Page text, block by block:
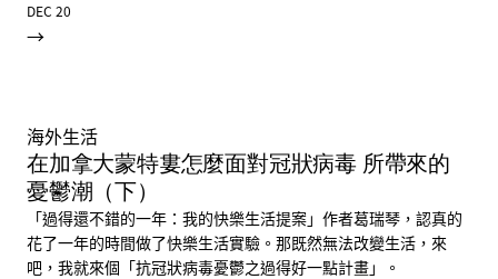
DEC 20
→
海外生活
在加拿大蒙特婁怎麼面對冠狀病毒 所帶來的
憂鬱潮（下）
「過得還不錯的一年：我的快樂生活提案」作者葛瑞琴，認真的
花了一年的時間做了快樂生活實驗。那既然無法改變生活，來
吧，我就來個「抗冠狀病毒憂鬱之過得好一點計畫」。